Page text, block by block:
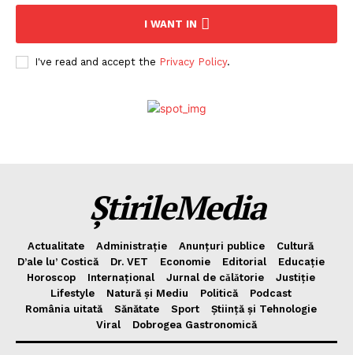
StirileMedia.ro
Despre noi
I WANT IN
I've read and accept the Privacy Policy.
ȘtirileMedia
Actualitate Administrație Anunțuri publice
Cultură
D’ale lu’ Costică
Dr. VET Economie Editorial
Educație
Horoscop
Internațional Jurnal de cǎlǎtorie
Justiție
Lifestyle
Natură și Mediu Politică
Podcast
România uitată
Sănătate Sport
Știință și Tehnologie
Viral
Dobrogea Gastronomică